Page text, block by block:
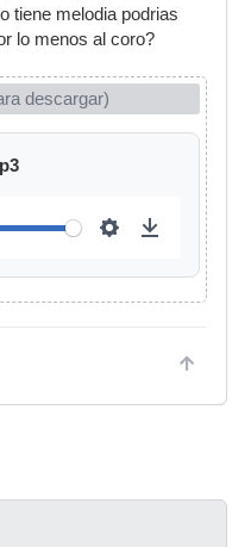
tiene melodia podrias
lo menos al coro?
descargar)